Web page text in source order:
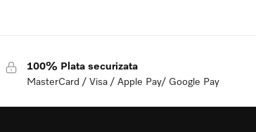
100% Plata securizata
MasterCard / Visa / Apple Pay/ Google Pay